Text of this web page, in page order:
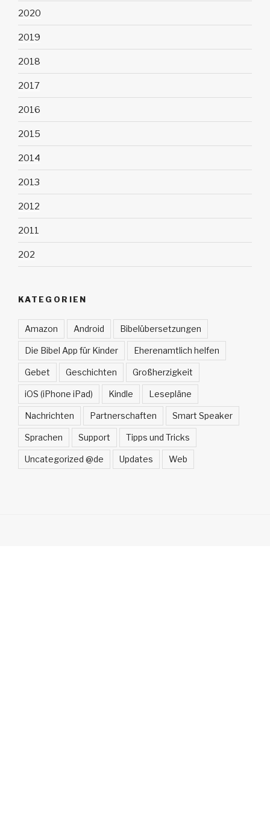
2020
2019
2018
2017
2016
2015
2014
2013
2012
2011
202
KATEGORIEN
Amazon Android Bibelübersetzungen
Die Bibel App für Kinder Eherenamtlich helfen
Gebet Geschichten Großherzigkeit
iOS (iPhone iPad) Kindle Lesepläne
Nachrichten Partnerschaften Smart Speaker
Sprachen Support Tipps und Tricks
Uncategorized @de Updates Web